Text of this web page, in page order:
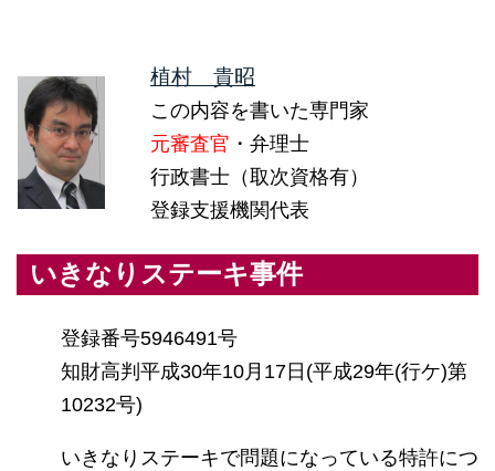
植村 貴昭
この内容を書いた専門家
元審査官 ・弁理士
行政書士（取次資格有）
登録支援機関代表
いきなりステーキ事件
登録番号5946491号
知財高判平成30年10月17日(平成29年(行ケ)第
10232号)
いきなりステーキで問題になっている特許につ